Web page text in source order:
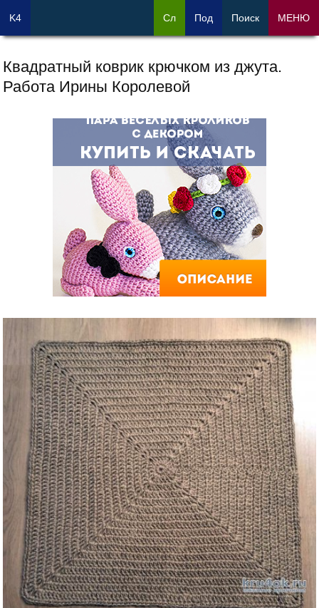
Квадратный коврик крючком из джута.
Работа Ирины Королевой
K4 Сл Под Поиск МЕНЮ